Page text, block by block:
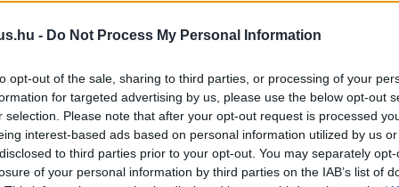
- Do Not Process My Personal Information
opt-out of the sale, sharing to third parties, or processing of your
for targeted advertising by us, please use the below opt-out
selection. Please note that after your opt-out request is processed
interest-based ads based on personal information utilized by us
to third parties prior to your opt-out. You may separately
of your personal information by third parties on the IAB’s list of
hogy a Diablo IV nem csak egy újabb folytatás,
a rajongói bizottság előtt. Aztán jött aVessel of
Nahantuval és a spiritbornnal valódi, tartalmas
nem lezárás, hanem egy nagyobb dolog középső
mondani, hogy az alapjáték, az első kiegészítő és
ahol a Vessel of Hatred után muszáj volt neki.
a történeten, de most már nem csak távoli